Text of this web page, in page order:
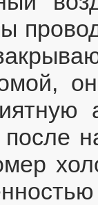
после